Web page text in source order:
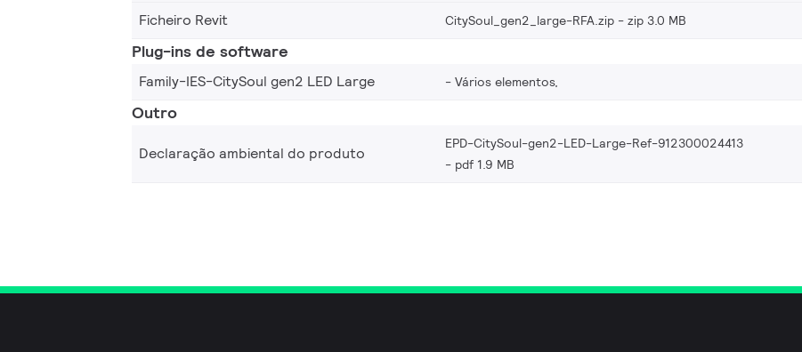
Ficheiro Revit
CitySoul_gen2_large-RFA.zip zip 3.0 MB
Plug-ins de software
Family-IES-CitySoul gen2 LED Large Vários elementos,
Outro
Declaração ambiental do produto
EPD-CitySoul-gen2-LED-Large-Ref-912300024413
pdf 1.9 MB